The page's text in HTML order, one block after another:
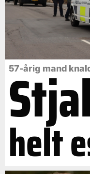
57-årig mand
helt